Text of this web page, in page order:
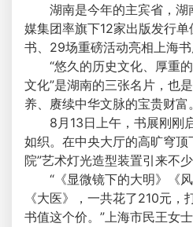
湖南是今年的主宾省，湖
媒集团率旗下12家出版发行
书、29场重磅活动亮相上海书
“悠久的历史文化、厚重的
文化”是湖南的三张名片，也
养、赓续中华文脉的宝贵财富。
8月13日上午，书展刚刚
如织。在中央大厅的高旷穹顶
院”艺术灯光造型装置引来不少
“《显微镜下的大明》《风
《大医》，一共花了210元
书值这个价。”上海市民王女